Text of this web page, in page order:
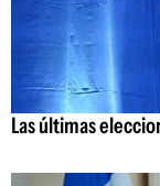
Las últimas